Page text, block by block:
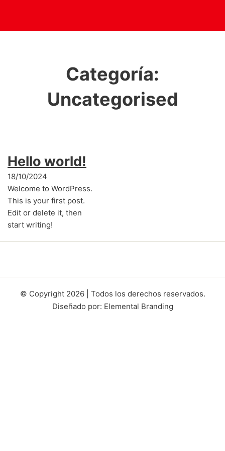
Categoría:
Uncategorised
Hello world!
18/10/2024
Welcome to WordPress.
This is your first post.
Edit or delete it, then
start writing!
© Copyright 2026 | Todos los derechos reservados.
Diseñado por: Elemental Branding